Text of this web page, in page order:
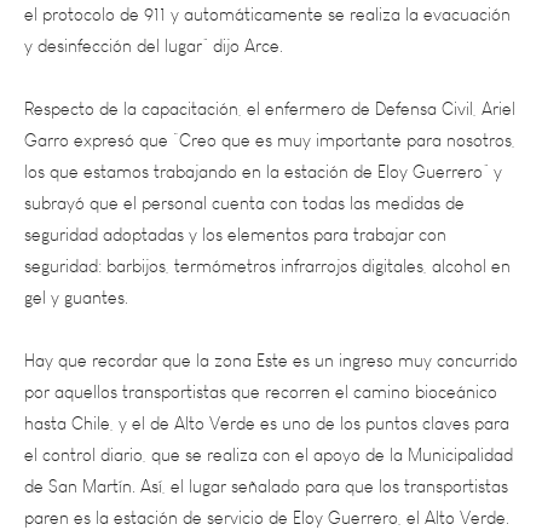
Respecto de la capacitación, el enfermero de Defensa Civil, Ariel
Garro expresó que “Creo que es muy importante para nosotros,
los que estamos trabajando en la estación de Eloy Guerrero” y
subrayó que el personal cuenta con todas las medidas de
seguridad adoptadas y los elementos para trabajar con
seguridad: barbijos, termómetros infrarrojos digitales, alcohol en
gel y guantes.
Hay que recordar que la zona Este es un ingreso muy concurrido
por aquellos transportistas que recorren el camino bioceánico
hasta Chile, y el de Alto Verde es uno de los puntos claves para
el control diario, que se realiza con el apoyo de la Municipalidad
de San Martín. Así, el lugar señalado para que los transportistas
paren es la estación de servicio de Eloy Guerrero, el Alto Verde.